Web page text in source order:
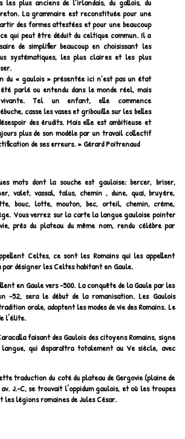
les plus anciens de l’irlandais, du gallois, du
La grammaire est reconstituée pour une
des formes attestées et pour une beaucoup
qui peut être déduit du celtique commun. Il a
de simplifier beaucoup en choisissant les
systématiques, les plus claires et les plus
du « gaulois » présentée ici n’est pas un état
parlé ou entendu dans le monde réel, mais
Tel un enfant, elle commence
casse les vases et gribouille sur les belles
des érudits. Mais elle est ambitieuse et
plus de son modèle par un travail collectif
de ses erreurs. » Gérard Poitrenaud
mots dont la souche est gauloise: bercer, briser,
valet, vassal, talus, chemin , dune, quai, bruyère,
bouc, lotte, mouton, bec, orteil, chemin, crème,
Vous verrez sur la carte la langue gauloise pointer
près du plateau du même nom, rendu célèbre par
Celtes, ce sont les Romains qui les appellent
désigner les Celtes habitant en Gaule.
en Gaule vers -500. La conquête de la Gaule par les
-52, sera le début de la romanisation. Les Gaulois
orale, adoptent les modes de vie des Romains. Le
l'élite.
faisant des Gaulois des citoyens Romains, signe
qui disparaîtra totalement au Ve siècle, avec
traduction du coté du plateau de Gergovie (plaine de
J.-C, se trouvait l'oppidum gaulois, et où les troupes
légions romaines de Jules César.